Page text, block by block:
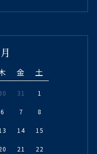
金 土
31 1
6 7 8
14 15
21 22